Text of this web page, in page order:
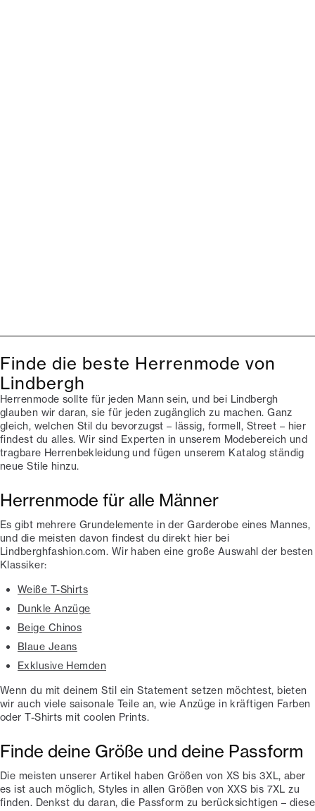
Finde die beste Herrenmode von
Lindbergh
Herrenmode sollte für jeden Mann sein, und bei Lindbergh
glauben wir daran, sie für jeden zugänglich zu machen. Ganz
gleich, welchen Stil du bevorzugst – lässig, formell, Street – hier
findest du alles. Wir sind Experten in unserem Modebereich und
tragbare Herrenbekleidung und fügen unserem Katalog ständig
neue Stile hinzu.
Herrenmode für alle Männer
Es gibt mehrere Grundelemente in der Garderobe eines Mannes,
und die meisten davon findest du direkt hier bei
Lindberghfashion.com. Wir haben eine große Auswahl der besten
Klassiker:
Weiße T-Shirts
Dunkle Anzüge
Beige Chinos
Blaue Jeans
Exklusive Hemden
Wenn du mit deinem Stil ein Statement setzen möchtest, bieten
wir auch viele saisonale Teile an, wie Anzüge in kräftigen Farben
oder T-Shirts mit coolen Prints.
Finde deine Größe und deine Passform
Die meisten unserer Artikel haben Größen von XS bis 3XL, aber
es ist auch möglich, Styles in allen Größen von XXS bis 7XL zu
finden. Denkst du daran, die Passform zu berücksichtigen – diese